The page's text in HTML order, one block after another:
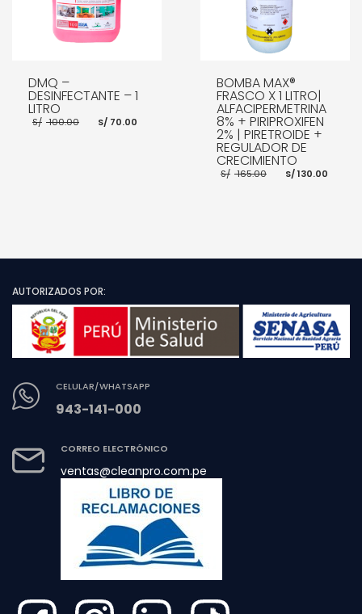
DMQ –
DESINFECTANTE – 1
LITRO
S/ 100.00 El
precio
S/ 70.00
BOMBA MAX®
FRASCO X 1 LITRO|
ALFACIPERMETRINA
8% + PIRIPROXIFEN
2% | PIRETROIDE +
REGULADOR DE
CRECIMIENTO
S/ 165.00 El
precio
S/130.00
AUTORIZADOS POR:
CELULAR/WHATSAPP
943-141-000
CORREO ELECTRÓNICO
ventas@cleanpro.com.pe